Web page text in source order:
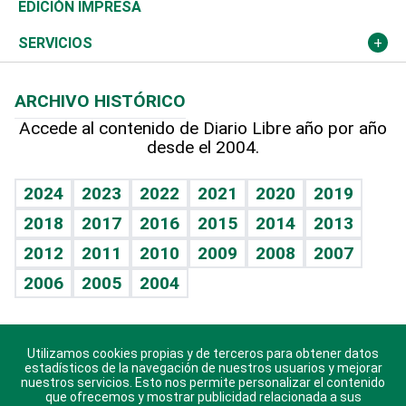
Resto del mundo
Economía personal
Podcast Arte Libre
Hablando con el pediatra
Vida y familia
Eñe
Celebrando la vida
Sin complejos
En pocas palabras
Escuchando al corazón
Economía Personal
Olimpismo
Más deportes
Línea de hit
TBT Deportivo
Noticiero Poteleche
Columnistas
Martes de tecnología
Cambio climático
Deportes
Opinión
Hecho en casa
Guía del dinero
EDICIÓN IMPRESA
SERVICIOS
Cumpleaños
Horóscopos
Juegos
ARCHIVO HISTÓRICO
Accede al contenido de Diario Libre año por año
desde el 2004.
2024 2023 2022 2021 2020
2019
2018
2017 2016 2015 2014
2013
2012
2011 2010 2009 2008
2007
2006
2005 2004
Descarga nuestras aplicaciones para Android, iOS y
sistema Huawei.
Utilizamos cookies propias y de terceros para obtener datos
estadísticos de la navegación de nuestros usuarios y mejorar
nuestros servicios. Esto nos permite personalizar el contenido
que ofrecemos y mostrar publicidad relacionada a sus